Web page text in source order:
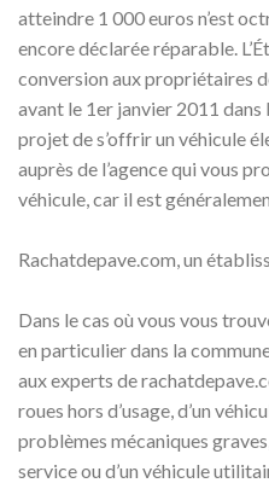
atteindre 1 000 euros n’est
encore déclarée réparable.
conversion aux propriétaires
avant le 1er janvier 2011
projet de s’offrir un véhicule
auprès de l’agence qui vous
véhicule, car il est
Rachatdepave.com, un
Dans le cas où vous vous
en particulier dans la
aux experts de
roues hors d’usage, d’un
problèmes mécaniques
service ou d’un véhicule